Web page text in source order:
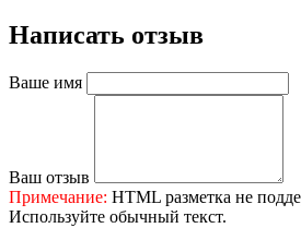
Написать отзыв
Ваше имя
Ваш отзыв
Примечание: HTML разметка не
Используйте обычный текст.